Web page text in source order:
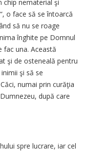
chip nematerial şi
o face să se întoarcă
să nu se roage
înghite pe Domnul
fac una. Această
şi de osteneală pentru
şi să se
numai prin curăţia
după care
spre lucrare, iar cel